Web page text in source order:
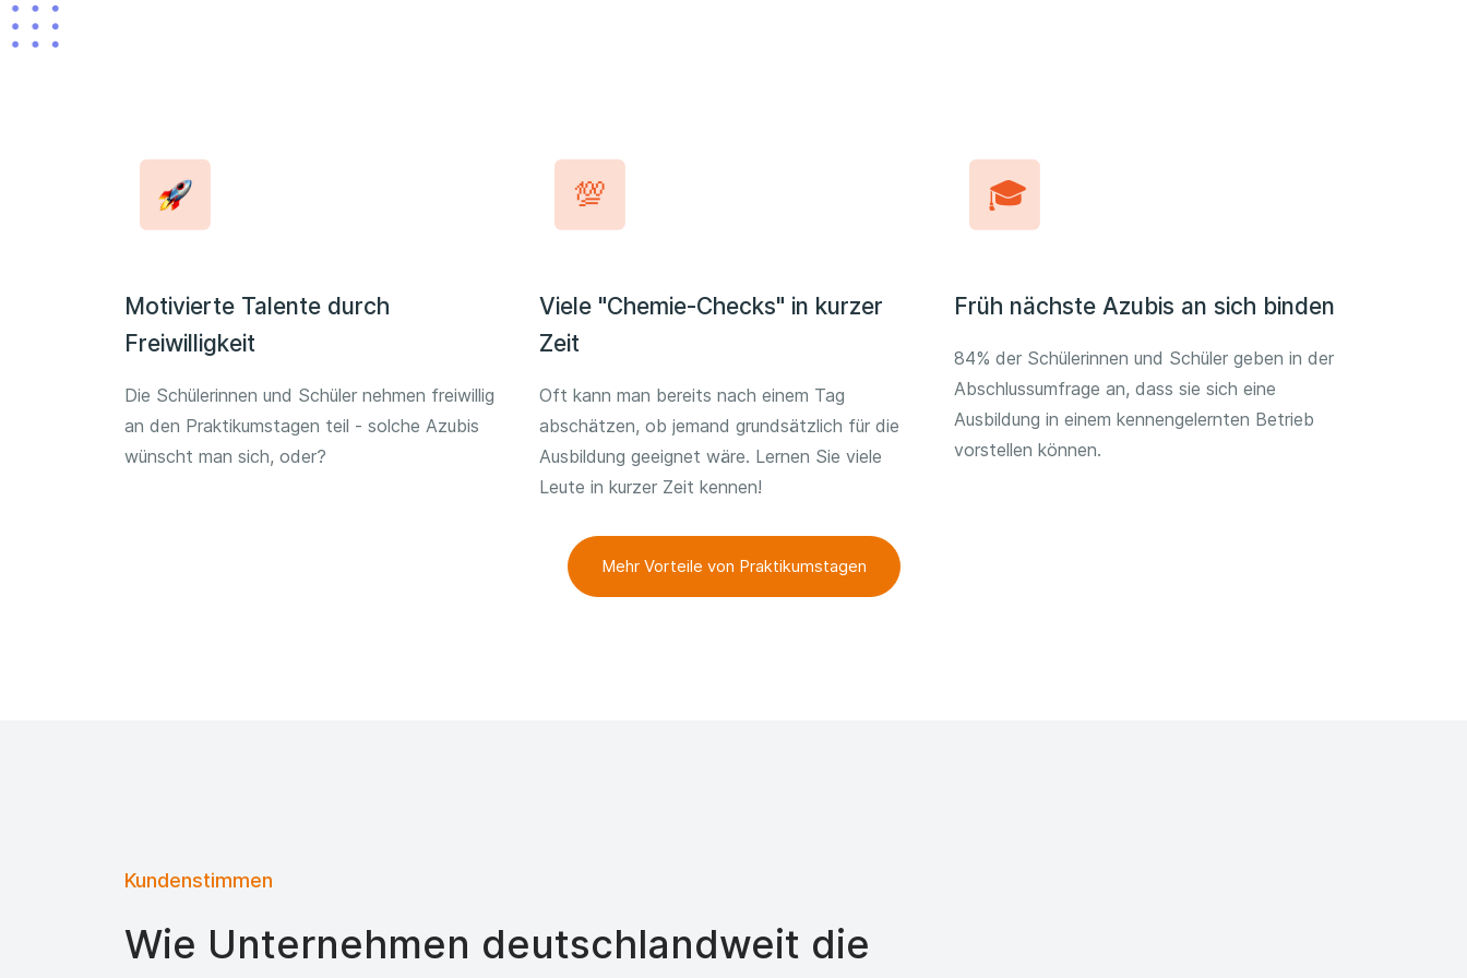
Motivierte Talente durch
Freiwilligkeit
Die Schülerinnen und Schüler nehmen freiwillig
an den Praktikumstagen teil - solche Azubis
wünscht man sich, oder?
Viele "Chemie-Checks" in kurzer
Zeit
Oft kann man bereits nach einem Tag
abschätzen, ob jemand grundsätzlich für die
Ausbildung geeignet wäre. Lernen Sie viele
Leute in kurzer Zeit kennen!
Früh nächste Azubis an sich binden
84% der Schülerinnen und Schüler geben in der
Abschlussumfrage an, dass sie sich eine
Ausbildung in einem kennengelernten Betrieb
vorstellen können.
Mehr Vorteile von Praktikumstagen
Kundenstimmen
Wie Unternehmen deutschlandweit die